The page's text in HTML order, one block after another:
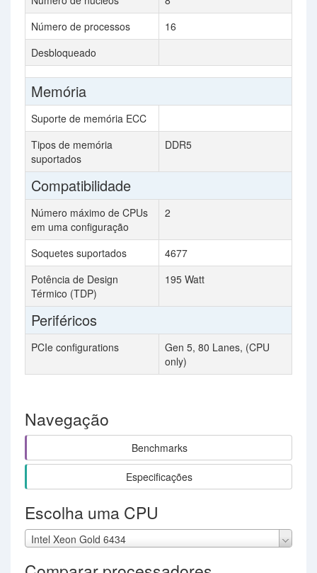
Número de processos
16
Desbloqueado
Memória
Suporte de memória ECC
Tipos de memória
suportados
DDR5
Compatibilidade
Número máximo de CPUs
em uma configuração
2
Soquetes suportados
4677
Potência de Design
Térmico (TDP)
195 Watt
Periféricos
PCIe configurations
Gen 5, 80 Lanes, (CPU
only)
Navegação
Benchmarks
Especificações
Escolha uma CPU
Intel Xeon Gold 6434